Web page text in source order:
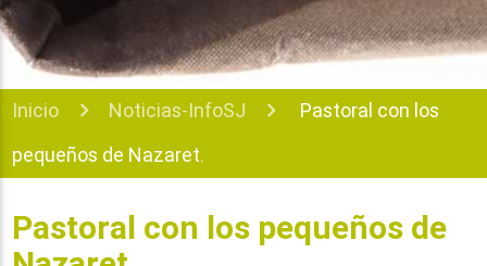
Inicio Noticias-InfoSJ
Pastoral con los
pequeños de Nazaret.
Pastoral con los pequeños de